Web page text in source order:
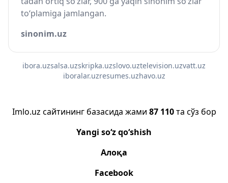
to‘plamiga jamlangan.
sinonim.uz
ibora.uzsalsa.uzskripka.uzslovo.uztelevision.uzvatt.uz
iboralar.uzresumes.uzhavo.uz
Imlo.uz сайтининг базасида жами 87 110та сўз бор
Yangi so‘z qo‘shish
Алоқа
Facebook